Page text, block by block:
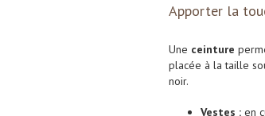
Apporter la
Une ceinture
placée à la taille
noir.
Vestes : en